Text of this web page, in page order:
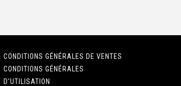
CONDITIONS GÉNÉRALES DE VENTES
CONDITIONS GÉNÉRALES
D'UTILISATION